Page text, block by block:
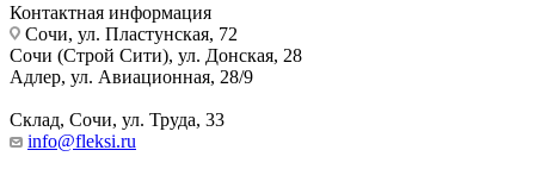
Контактная информация
Сочи, ул. Пластунская, 72
Сочи (Строй Сити), ул. Донская, 28
Адлер, ул. Авиационная, 28/9
Склад, Сочи, ул. Труда, 33
info@fleksi.ru